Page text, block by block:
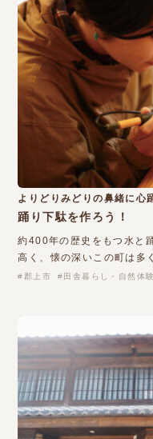
よりどりみどりの鼻緒に心
踊り下駄を作ろう！
約400年の歴史をもつ水と
高く、懐の深いこの町は多
郡上市 田舎暮らし・自然体験